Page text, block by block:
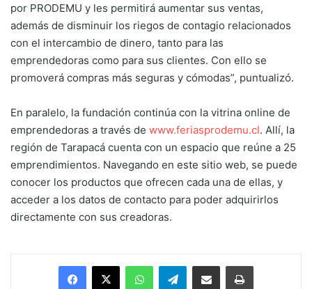
por PRODEMU y les permitirá aumentar sus ventas,
además de disminuir los riegos de contagio relacionados
con el intercambio de dinero, tanto para las
emprendedoras como para sus clientes. Con ello se
promoverá compras más seguras y cómodas”, puntualizó.
En paralelo, la fundación continúa con la vitrina online de
emprendedoras a través de www.feriasprodemu.cl. Allí, la
región de Tarapacá cuenta con un espacio que reúne a 25
emprendimientos. Navegando en este sitio web, se puede
conocer los productos que ofrecen cada una de ellas, y
acceder a los datos de contacto para poder adquirirlos
directamente con sus creadoras.
Facebook
X WhatsAppTelegramEnviar vía email Imprimir